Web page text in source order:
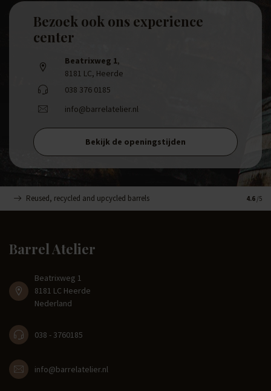
Bezoek ook ons experience
center
Beatrixweg 1,
8181 LC, Heerde
038 376 0185
info@barrelatelier.nl
Bekijk de openingstijden
Reused, recycled and upcycled barrels 4.6 /5
Barrel Atelier
Beatrixweg 1
8181 LC Heerde
Nederland
038 - 3760185
info@barrelatelier.nl